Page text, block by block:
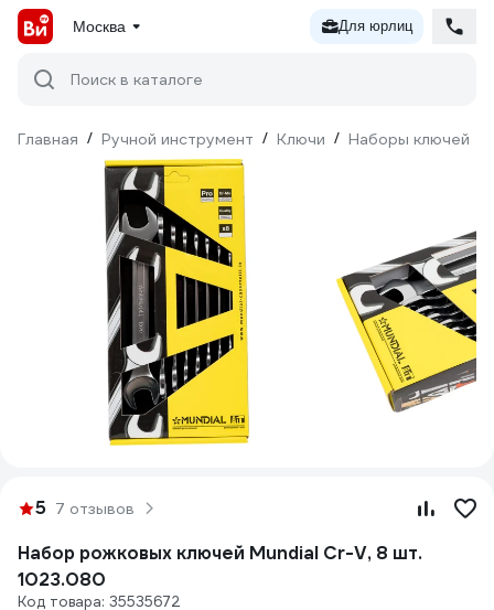
Москва Для юрлиц
Поиск в каталоге
Главная / Ручной инструмент / Ключи / Наборы ключей
5 7 отзывов
Набор рожковых ключей Mundial Cr-V, 8 шт.
1023.080
Код товара: 35535672